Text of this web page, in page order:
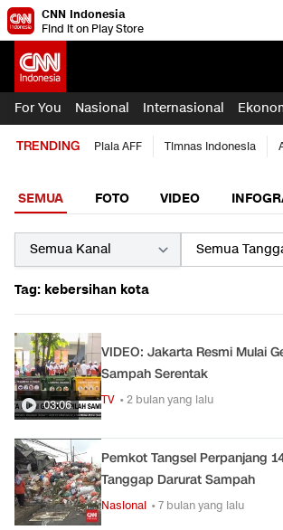
CNN Indonesia
Find it on Play Store
For You Nasional Internasional
TRENDING Piala AFF Timnas Indonesia
SEMUA FOTO VIDEO
Tag: kebersihan kota
03:06
VIDEO: Jakarta Resmi Mulai
Sampah Serentak
TV • 2 bulan yang lalu
Pemkot Tangsel Perpanjang
Tanggap Darurat Sampah
Nasional • 7 bulan yang lalu